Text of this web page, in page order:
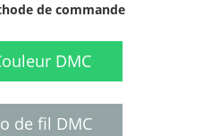
de commande
DMC
de fil DMC